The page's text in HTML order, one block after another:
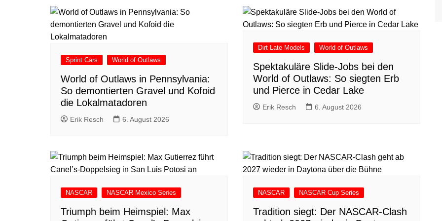
Sprint Cars World of Outlaws
World of Outlaws in Pennsylvania:
So demontierten Gravel und Kofoid
die Lokalmatadoren
Erik Resch 6. August 2026
Dirt Late Models World of Outlaws
Spektakuläre Slide-Jobs bei den
World of Outlaws: So siegten Erb
und Pierce in Cedar Lake
Erik Resch 6. August 2026
NASCAR NASCAR Mexico Series
Triumph beim Heimspiel: Max
NASCAR NASCAR Cup Series
Tradition siegt: Der NASCAR-Clash